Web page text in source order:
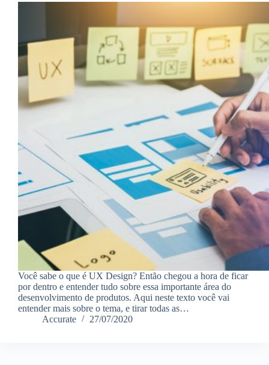
Você sabe o que é UX Design? Então chegou a hora de ficar
por dentro e entender tudo sobre essa importante área do
desenvolvimento de produtos. Aqui neste texto você vai
entender mais sobre o tema, e tirar todas as…
Accurate
27/07/2020